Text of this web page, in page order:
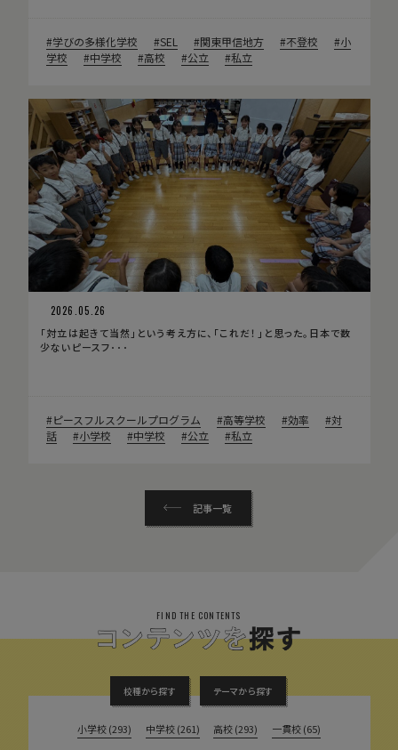
学びの多様化学校 SEL 関東甲信地方 不登校
小
学校
中学校 高校 公立 私立
2026.05.26
「対立は起きて当然」という考え方に、「これだ！」と思った。日本で数
少ないピースフ･･･
ピースフルスクールプログラム 高等学校 効率
対
話
小学校 中学校 公立 私立
記事一覧
FIND THE CONTENTS
校種から探す テーマから探す
小学校 (293) 中学校 (261) 高校 (293) 一貫校 (65)